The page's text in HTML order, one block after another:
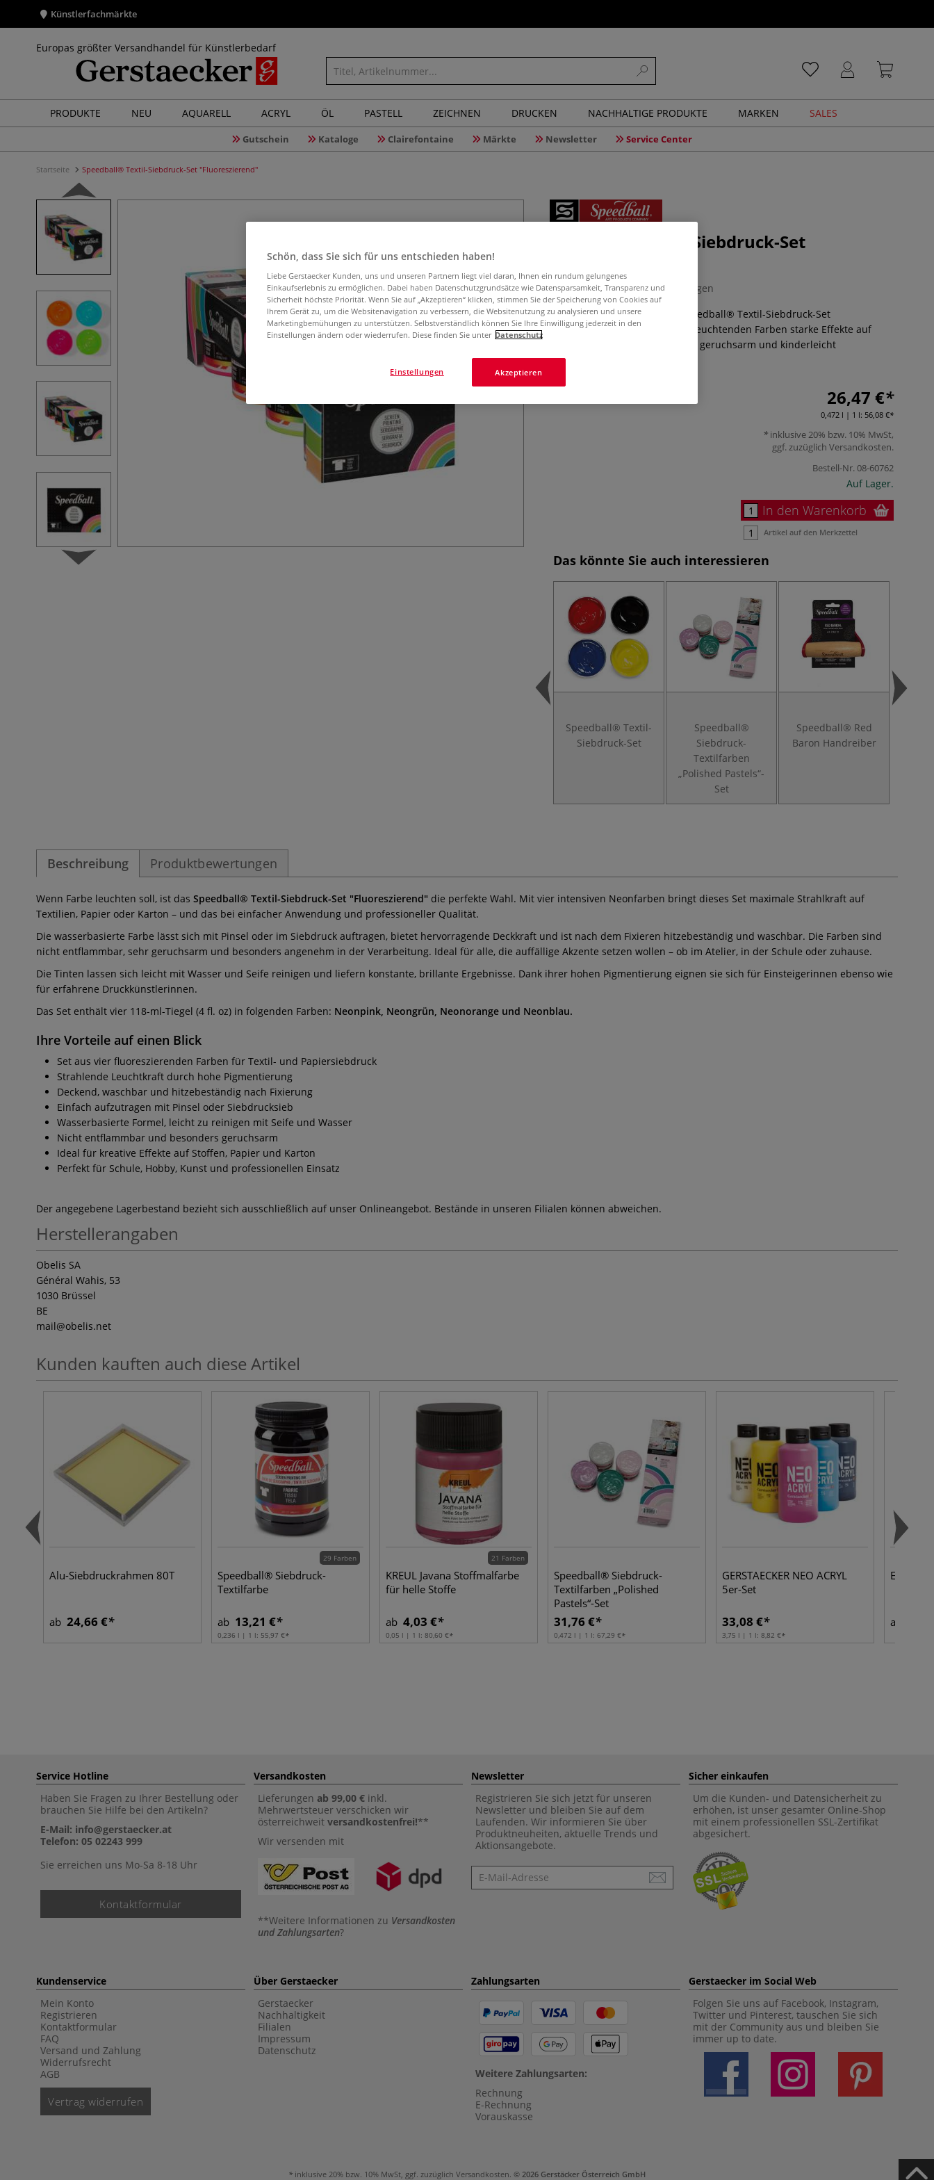
Künstlerfachmärkte
Europas größter Versandhandel für Künstlerbedarf
PRODUKTE NEU AQUARELL ACRYL ÖL PASTELL ZEICHNEN DRUCKEN NACHHALTIGE PRODUKTE MARKEN SALES
Gutschein Kataloge Clairefontaine Märkte Newsletter Service Center
Startseite Speedball® Textil-Siebdruck-Set "Fluoreszierend"
Speedball® Textil-Siebdruck-Set
0 Bewertungen
Neon für kreative Köpfe! Das Speedball® Textil-Siebdruck-Set
"Fluoreszierend" bringt mit vier leuchtenden Farben starke Effekte auf
Stoff, Papier & Karton. Waschbar, geruchsarm und kinderleicht
aufzutragen.
26,47 €
0,472 l | 1 l: 56,08 €
inklusive 20% bzw. 10% MwSt,
ggf. zuzüglich Versandkosten.
Bestell-Nr.08-60762
Auf Lager.
In den Warenkorb
Artikel auf den Merkzettel
Das könnte Sie auch interessieren
Speedball® Textil-
Siebdruck-Set
Speedball®
Siebdruck-
Textilfarben
„Polished Pastels“-
Set
Speedball® Red
Baron Handreiber
Beschreibung Produktbewertungen
Wenn Farbe leuchten soll, ist das Speedball® Textil-Siebdruck-Set "Fluoreszierend" die perfekte Wahl. Mit vier intensiven Neonfarben bringt dieses Set maximale Strahlkraft auf
Textilien, Papier oder Karton – und das bei einfacher Anwendung und professioneller Qualität.
Die wasserbasierte Farbe lässt sich mit Pinsel oder im Siebdruck auftragen, bietet hervorragende Deckkraft und ist nach dem Fixieren hitzebeständig und waschbar. Die Farben sind
nicht entflammbar, sehr geruchsarm und besonders angenehm in der Verarbeitung. Ideal für alle, die auffällige Akzente setzen wollen – ob im Atelier, in der Schule oder zuhause.
Die Tinten lassen sich leicht mit Wasser und Seife reinigen und liefern konstante, brillante Ergebnisse. Dank ihrer hohen Pigmentierung eignen sie sich für Einsteigerinnen ebenso wie
für erfahrene Druckkünstlerinnen.
Das Set enthält vier 118-ml-Tiegel (4 fl. oz) in folgenden Farben: Neonpink, Neongrün, Neonorange und Neonblau.
Ihre Vorteile auf einen Blick
Set aus vier fluoreszierenden Farben für Textil- und Papiersiebdruck
Strahlende Leuchtkraft durch hohe Pigmentierung
Deckend, waschbar und hitzebeständig nach Fixierung
Einfach aufzutragen mit Pinsel oder Siebdrucksieb
Wasserbasierte Formel, leicht zu reinigen mit Seife und Wasser
Nicht entflammbar und besonders geruchsarm
Ideal für kreative Effekte auf Stoffen, Papier und Karton
Perfekt für Schule, Hobby, Kunst und professionellen Einsatz
Der angegebene Lagerbestand bezieht sich ausschließlich auf unser Onlineangebot. Bestände in unseren Filialen können abweichen.
Herstellerangaben
Obelis SA
Général Wahis, 53
1030 Brüssel
BE
mail@obelis.net
Kunden kauften auch diese Artikel
Alu-Siebdruckrahmen 80T
ab 24,66 €
29 Farben
Speedball® Siebdruck-
Textilfarbe
ab 13,21 €
0,236 l | 1 l: 55,97 €
21 Farben
KREUL Javana Stoffmalfarbe
für helle Stoffe
ab 4,03 €
0,05 l | 1 l: 80,60 €
Speedball® Siebdruck-
Textilfarben „Polished
Pastels“-Set
31,76 €
0,472 l | 1 l: 67,29 €
GERSTAECKER NEO ACRYL
5er-Set
33,08 €
3,75 l | 1 l: 8,82 €
ab
Service Hotline
Haben Sie Fragen zu Ihrer Bestellung oder
brauchen Sie Hilfe bei den Artikeln?
E-Mail: info@gerstaecker.at
Telefon: 05 02243 999
Sie erreichen uns Mo-Sa 8-18 Uhr
Kontaktformular
Versandkosten
Lieferungen ab 99,00 € inkl.
Mehrwertsteuer verschicken wir
österreichweit versandkostenfrei!**
Wir versenden mit
**Weitere Informationen zu Versandkosten
und Zahlungsarten?
Newsletter
Registrieren Sie sich jetzt für unseren
Newsletter und bleiben Sie auf dem
Laufenden. Wir informieren Sie über
Produktneuheiten, aktuelle Trends und
Aktionsangebote.
Newsletter
Sicher einkaufen
Um die Kunden- und Datensicherheit zu
erhöhen, ist unser gesamter Online-Shop
mit einem professionellen SSL-Zertifikat
abgesichert.
Kundenservice
Mein Konto
Registrieren
Kontaktformular
FAQ
Versand und Zahlung
Widerrufsrecht
AGB
Vertrag widerrufen
Über Gerstaecker
Gerstaecker
Nachhaltigkeit
Filialen
Impressum
Datenschutz
Zahlungsarten
Weitere Zahlungsarten:
Rechnung
E-Rechnung
Vorauskasse
Gerstaecker im Social Web
Folgen Sie uns auf Facebook, Instagram,
Twitter und Pinterest, tauschen Sie sich
mit der Community aus und bleiben Sie
immer up to date.
inklusive 20% bzw. 10% MwSt, ggf. zuzüglich Versandkosten. © 2026 Gerstäcker Österreich GmbH
Schön, dass Sie sich für uns entschieden haben!
Liebe Gerstaecker Kunden, uns und unseren Partnern liegt viel daran, Ihnen ein rundum gelungenes
Einkaufserlebnis zu ermöglichen. Dabei haben Datenschutzgrundsätze wie Datensparsamkeit, Transparenz und
Sicherheit höchste Priorität. Wenn Sie auf „Akzeptieren“ klicken, stimmen Sie der Speicherung von Cookies auf
Ihrem Gerät zu, um die Websitenavigation zu verbessern, die Websitenutzung zu analysieren und unsere
Marketingbemühungen zu unterstützen. Selbstverständlich können Sie Ihre Einwilligung jederzeit in den
Einstellungen ändern oder wiederrufen. Diese finden Sie unter Datenschutz
Akzeptieren
Einstellungen